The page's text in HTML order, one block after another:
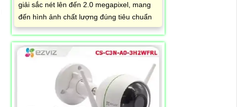
giải sắc nét lên đến 2.0 megapixel, mang
đến hình ảnh chất lượng đúng tiêu chuẩn